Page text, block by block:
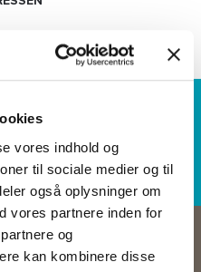
vores indhold og
til sociale medier og til
også oplysninger om
vores partnere inden for
og
kan kombinere disse